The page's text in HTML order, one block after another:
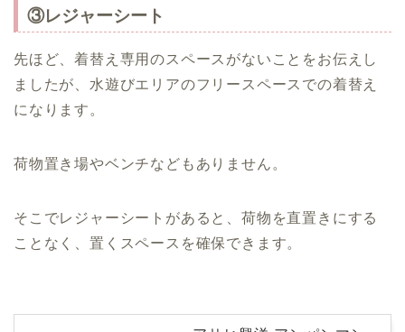
③レジャーシート
先ほど、着替え専用のスペースがないことをお伝えし
ましたが、水遊びエリアのフリースペースでの着替え
になります。
荷物置き場やベンチなどもありません。
そこでレジャーシートがあると、荷物を直置きにする
ことなく、置くスペースを確保できます。